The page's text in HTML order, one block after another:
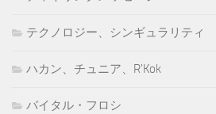
テクノロジー、シンギュラリティ
ハカン、チュニア、R'Kok
バイタル・フロシ